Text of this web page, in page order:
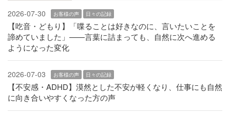
2026-07-30 お客様の声 日々の記録
【吃音・どもり】「喋ることは好きなのに、言いたいことを
諦めていました」——言葉に詰まっても、自然に次へ進める
ようになった変化
2026-07-03 お客様の声 日々の記録
【不安感・ADHD】漠然とした不安が軽くなり、仕事にも自然
に向き合いやすくなった方の声